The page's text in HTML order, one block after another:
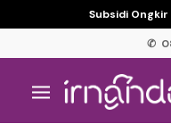
Subsidi
✆